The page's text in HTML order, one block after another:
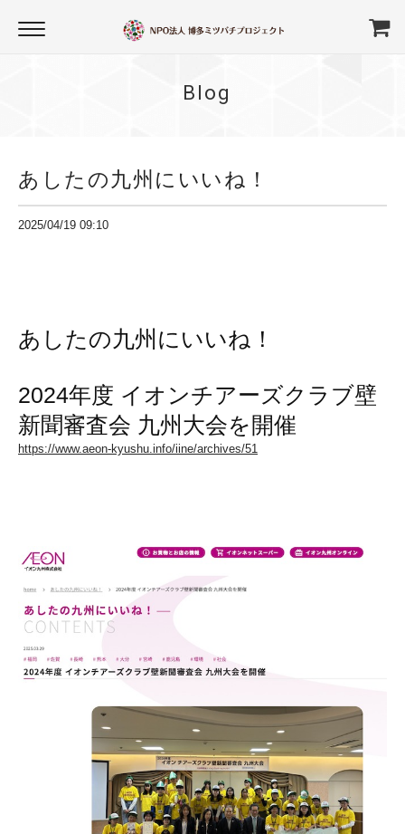
Blog
あしたの九州にいいね！
2025/04/19 09:10
あしたの九州にいいね！
2024年度 イオンチアーズクラブ壁
新聞審査会 九州大会を開催
https://www.aeon-kyushu.info/iine/archives/51